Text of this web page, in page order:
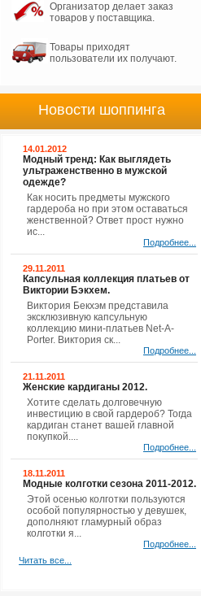
Организатор делает заказ
товаров у поставщика.
Товары приходят
пользователи их получают.
Новости шоппинга
14.01.2012
Модный тренд: Как выглядеть
ультраженственно в мужской
одежде?
Как носить предметы мужского
гардероба но при этом оставаться
женственной? Ответ прост нужно
ис...
Подробнее...
29.11.2011
Капсульная коллекция платьев от
Виктории Бэкхем.
Виктория Бекхэм представила
эксклюзивную капсульную
коллекцию мини-платьев Net-A-
Porter. Виктория ск...
Подробнее...
21.11.2011
Женские кардиганы 2012.
Хотите сделать долговечную
инвестицию в свой гардероб? Тогда
кардиган станет вашей главной
покупкой....
Подробнее...
18.11.2011
Модные колготки сезона 2011-2012.
Этой осенью колготки пользуются
особой популярностью у девушек,
дополняют гламурный образ
колготки я...
Подробнее...
Читать все...